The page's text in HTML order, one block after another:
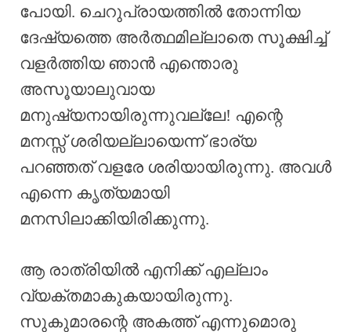
പോയി. ചെറുപ്രായത്തിൽ തോന്നിയ
ദേഷ്യത്തെ അർത്ഥമില്ലാതെ സൂക്ഷിച്ച്
വളർത്തിയ ഞാൻ എന്തൊരു
അസൂയാലുവായ
മനുഷ്യനായിരുന്നുവല്ലേ! എന്റെ
മനസ്സ് ശരിയല്ലായെന്ന് ഭാര്യ
പറഞ്ഞത് വളരേ ശരിയായിരുന്നു. അവൾ
എന്നെ കൃത്യമായി
മനസിലാക്കിയിരിക്കുന്നു.
ആ രാത്രിയിൽ എനിക്ക് എല്ലാം
വ്യക്തമാകുകയായിരുന്നു.
സുകുമാരന്റെ അകത്ത് എന്നുമൊരു